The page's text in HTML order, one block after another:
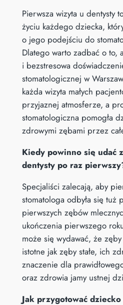
Pierwsza wizyta u dentysty
życiu każdego dziecka,
o jego podejściu do
Dlatego warto zadbać o to,
i bezstresowa
stomatologicznej w
każda wizyta małych
przyjaznej atmosferze, a
stomatologiczna pomogła
zdrowymi zębami przez
Kiedy powinno się udać
dentysty po raz
Specjaliści zalecają, aby
stomatologa odbyła się tuż
pierwszych zębów
ukończenia pierwszego
może się wydawać, że
istotne jak zęby stałe, ich
znaczenie dla
oraz zdrowia jamy ustnej
Jak przygotować